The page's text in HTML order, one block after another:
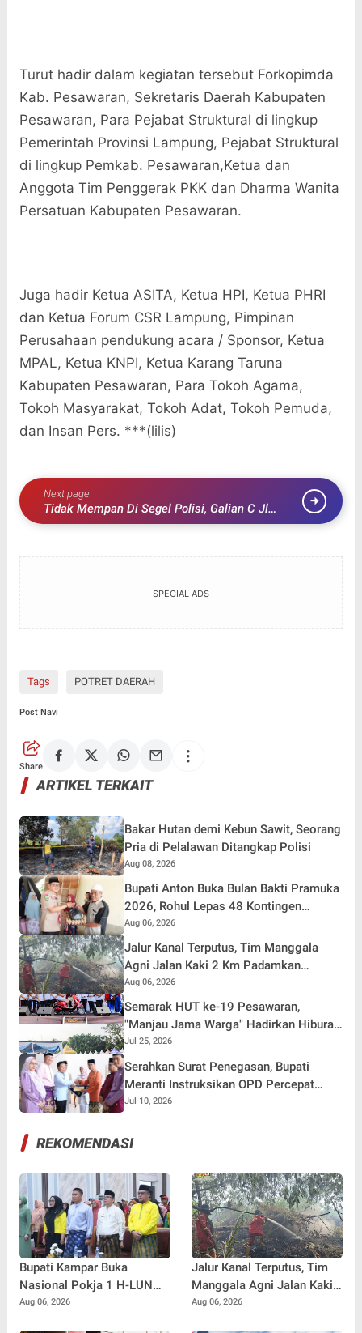
Turut hadir dalam kegiatan tersebut Forkopimda
Kab. Pesawaran, Sekretaris Daerah Kabupaten
Pesawaran, Para Pejabat Struktural di lingkup
Pemerintah Provinsi Lampung, Pejabat Struktural
di lingkup Pemkab. Pesawaran,Ketua dan
Anggota Tim Penggerak PKK dan Dharma Wanita
Persatuan Kabupaten Pesawaran.
Juga hadir Ketua ASITA, Ketua HPI, Ketua PHRI
dan Ketua Forum CSR Lampung, Pimpinan
Perusahaan pendukung acara / Sponsor, Ketua
MPAL, Ketua KNPI, Ketua Karang Taruna
Kabupaten Pesawaran, Para Tokoh Agama,
Tokoh Masyarakat, Tokoh Adat, Tokoh Pemuda,
dan Insan Pers. ***(lilis)
Next page
Tidak Mempan Di Segel Polisi, Galian C Jl
Bupati Desa Tarai Bangun Kembali Beraktivitas
SPECIAL ADS
Tags POTRET DAERAH
Post Navi
Share
ARTIKEL TERKAIT
Bakar Hutan demi Kebun Sawit, Seorang
Pria di Pelalawan Ditangkap Polisi
Aug 08, 2026
Bupati Anton Buka Bulan Bakti Pramuka
2026, Rohul Lepas 48 Kontingen
Jambore Nasional
Aug 06, 2026
Jalur Kanal Terputus, Tim Manggala
Agni Jalan Kaki 2 Km Padamkan
Karhutla
Aug 06, 2026
Semarak HUT ke-19 Pesawaran,
"Manjau Jama Warga" Hadirkan Hiburan
Rakyat dan Pelayanan Dekat untuk
Masyarakat
Jul 25, 2026
Serahkan Surat Penegasan, Bupati
Meranti Instruksikan OPD Percepat
Tindak Lanjut LHP BPK
Jul 10, 2026
REKOMENDASI
Bupati Kampar Buka
Nasional Pokja 1 H-LUN
Kabupaten Kampar 2026
Aug 06, 2026
Jalur Kanal Terputus, Tim
Manggala Agni Jalan Kaki
2 Km Padamkan Karhutla
Aug 06, 2026